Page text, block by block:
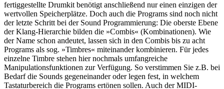
fertiggestellte Drumkit benötigt anschließend nur einen einzigen der
wertvollen Speicherplätze. Doch auch die Programs sind noch nicht
der letzte Schritt bei der Sound Programmierung: Die oberste Ebene
der Klang-Hierarchie bilden die »Combis« (Kombinationen). Wie
der Name schon andeutet, lassen sich in den Combis bis zu acht
Programs als sog. »Timbres« miteinander kombinieren. Für jedes
einzelne Timbre stehen hier nochmals umfangreiche
Manipulationsfunktionen zur Verfügung. So verstimmen Sie z.B. bei
Bedarf die Sounds gegeneinander oder legen fest, in welchem
Tastaturbereich die Programs ertönen sollen. Auch der MIDI-